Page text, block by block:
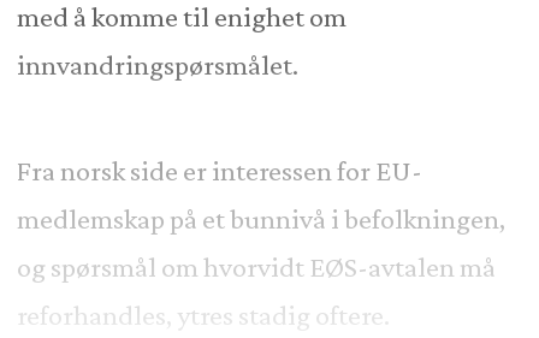
med å komme til enighet om
innvandringspørsmålet.
Fra norsk side er interessen for EU-
medlemskap på et bunnivå i befolkningen,
og spørsmål om hvorvidt EØS-avtalen må
reforhandles, ytres stadig oftere.